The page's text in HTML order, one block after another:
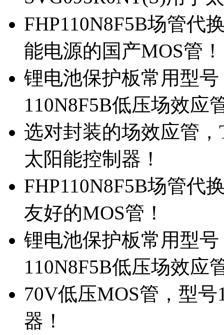
FHP110N8F5B场管代
能电源的国产MOS管！
锂电池保护板常用型
110N8F5B低压场效应
选对封装的场效应管
太阳能控制器！
FHP110N8F5B场管代
友好的MOS管！
锂电池保护板常用型
110N8F5B低压场效应
70V低压MOS管，型
器！